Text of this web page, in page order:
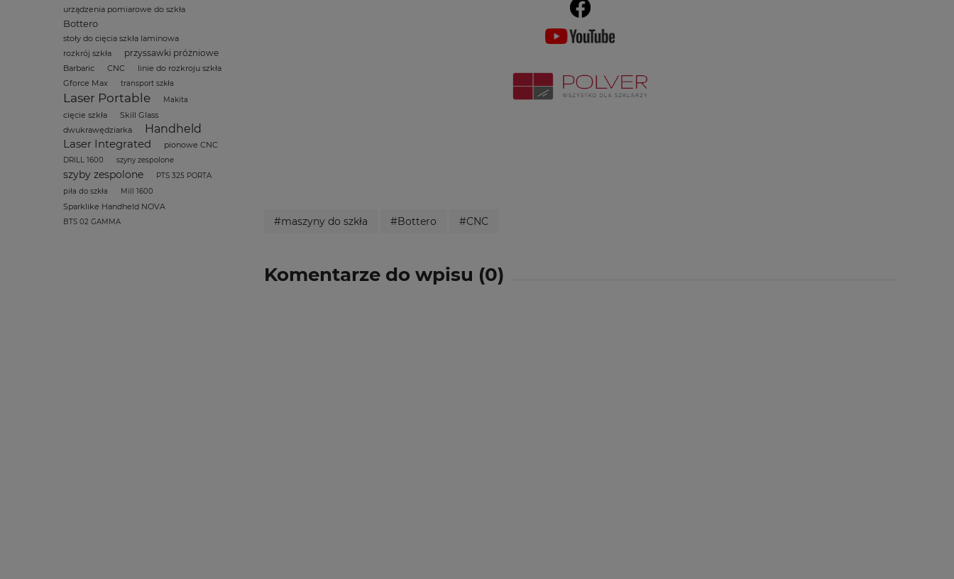
urządzenia pomiarowe do szkła
Bottero
stoły do cięcia szkła laminowa
rozkrój szkła
przyssawki próżniowe
Barbaric CNC
linie do rozkroju szkła
Gforce Max
transport szkła
Laser Portable Makita
cięcie szkła
Skill Glass
dwukrawędziarka
Handheld
Laser Integrated
pionowe CNC
DRILL 1600 szyny zespolone
szyby zespolone
PTS 325 PORTA
piła do szkła
Mill 1600
Sparklike Handheld NOVA
BTS 02 GAMMA #maszyny do szkła #Bottero #CNC
Komentarze do wpisu (0)